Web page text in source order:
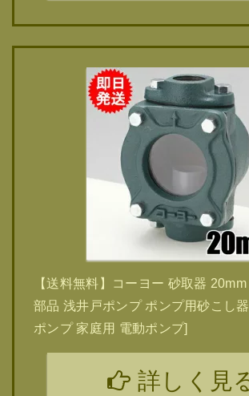
【送料無料】コーヨー 砂取器
部品 浅井戸ポンプ ポンプ用砂こし
ポンプ 家庭用 電動ポンプ]
詳しく見